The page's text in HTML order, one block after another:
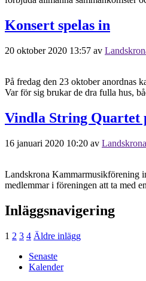
Konsert spelas in
20 oktober 2020 13:57 av
På fredag den 23 oktober anordnas
Var för sig brukar de dra fulla hus,
Vindla String Quartet
16 januari 2020 10:20 av
Landskrona Kammarmusikförening
medlemmar i föreningen att ta med
Inläggsnavigering
1 2 3 4 Äldre inlägg
Senaste
Kalender